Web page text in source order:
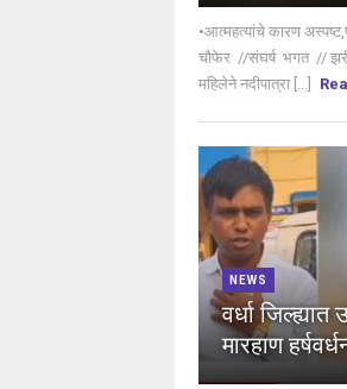
•आत्महत्यांचे कारण
चौफेर //संघर्ष भगत // झरी
महिलेने नदीपात्रा [...]
NEWS
वर्धा
मारहाण